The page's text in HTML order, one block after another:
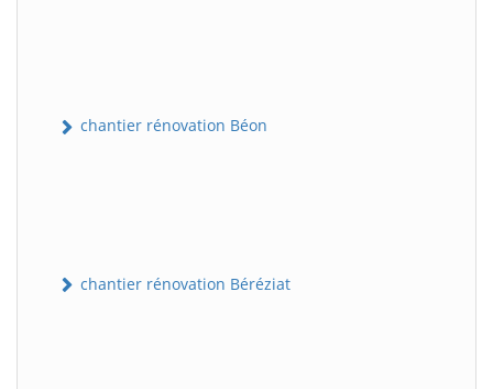
chantier rénovation Béon
chantier rénovation Béréziat